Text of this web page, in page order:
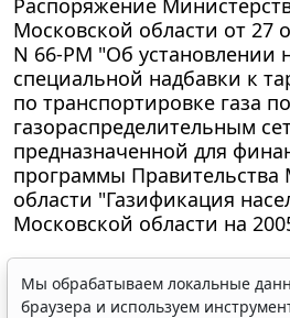
Московской области от 27
N 66-РМ "Об установлении
специальной надбавки к
по транспортировке газа по
газораспределительным
предназначенной для
программы Правительства
области "Газификация
Московской области на
Мы обрабатываем локальные
браузера и используем